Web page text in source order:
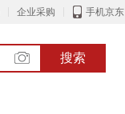
企业采购 手机京东
搜索